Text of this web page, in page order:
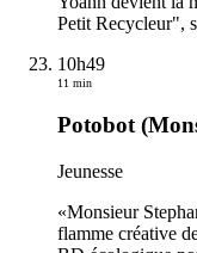
Petit Recycleur",
10h49
11 min
Potobot
Jeunesse
«Monsieur
flamme créative